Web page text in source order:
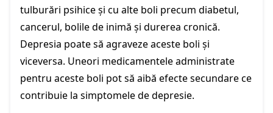
tulburări psihice și cu alte boli precum diabetul,
cancerul, bolile de inimă și durerea cronică.
Depresia poate să agraveze aceste boli și
viceversa. Uneori medicamentele administrate
pentru aceste boli pot să aibă efecte secundare ce
contribuie la simptomele de depresie.